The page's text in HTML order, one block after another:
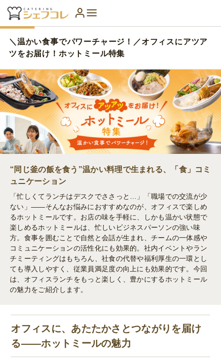
＼温かい食事でパワーチャージ！／オフィスにアツア
ツをお届け！ホットミール特集
“同じ釜の飯を食う”温かい料理で生まれる、「食」コミ
ュニケーション
「忙しくてランチはデスクでささっと…」「職場での交流が少
ない」——そんなお悩みにおすすめなのが、オフィスで楽しめ
るホットミールです。お店の味を手軽に、しかも温かい状態で
楽しめるホットミールは、忙しいビジネスパーソンの強い味
方。食事を囲むことで自然と会話が生まれ、チームの一体感や
コミュニケーションの活性化にも効果的。社内イベントやラン
チミーティングはもちろん、社食の代替や福利厚生の一環とし
ても導入しやすく、従業員満足度の向上にも効果的です。今回
は、オフィスランチをもっと楽しく、豊かにするホットミール
の魅力をご紹介します。
オフィスに、あたたかさとつながりを届け
る——ホットミールの魅力